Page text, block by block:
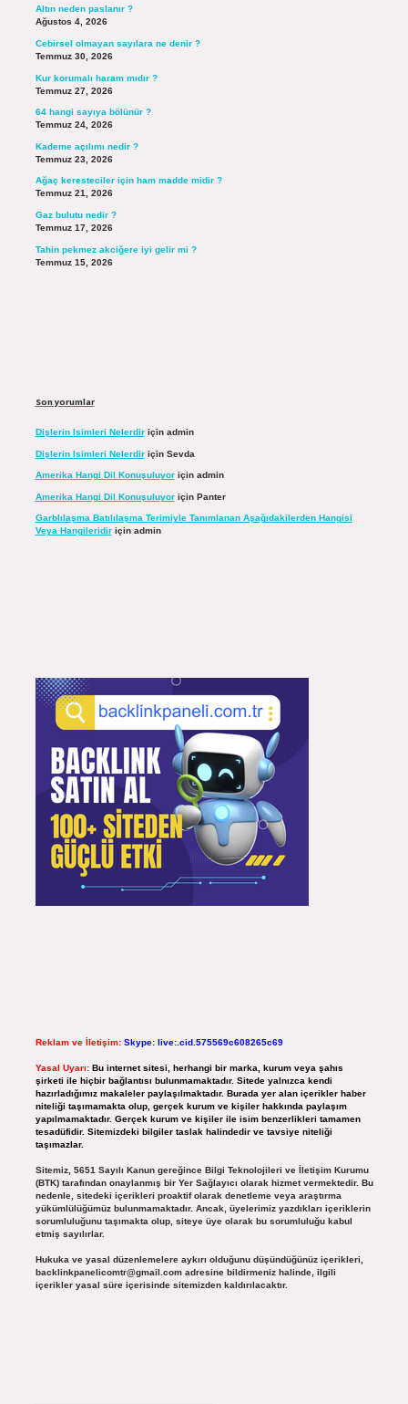
Altın neden paslanır ?
Ağustos 4, 2026
Cebirsel olmayan sayılara ne denir ?
Temmuz 30, 2026
Kur korumalı haram mıdır ?
Temmuz 27, 2026
64 hangi sayıya bölünür ?
Temmuz 24, 2026
Kademe açılımı nedir ?
Temmuz 23, 2026
Ağaç keresteciler için ham madde midir ?
Temmuz 21, 2026
Gaz bulutu nedir ?
Temmuz 17, 2026
Tahin pekmez akciğere iyi gelir mi ?
Temmuz 15, 2026
Son yorumlar
Dişlerin Isimleri Nelerdiriçin admin
Dişlerin Isimleri Nelerdiriçin Sevda
Amerika Hangi Dil Konuşuluyoriçin admin
Amerika Hangi Dil Konuşuluyoriçin Panter
Garblılaşma Batılılaşma Terimiyle Tanımlanan Aşağıdakilerden Hangisi
Veya Hangileridiriçin admin
Reklam ve İletişim: Skype: live:.cid.575569c608265c69
Yasal Uyarı: Bu internet sitesi, herhangi bir marka, kurum veya şahıs
şirketi ile hiçbir bağlantısı bulunmamaktadır. Sitede yalnızca kendi
hazırladığımız makaleler paylaşılmaktadır. Burada yer alan içerikler haber
niteliği taşımamakta olup, gerçek kurum ve kişiler hakkında paylaşım
yapılmamaktadır. Gerçek kurum ve kişiler ile isim benzerlikleri tamamen
tesadüfidir. Sitemizdeki bilgiler taslak halindedir ve tavsiye niteliği
taşımazlar.
Sitemiz, 5651 Sayılı Kanun gereğince Bilgi Teknolojileri ve İletişim Kurumu
(BTK) tarafından onaylanmış bir Yer Sağlayıcı olarak hizmet vermektedir. Bu
nedenle, sitedeki içerikleri proaktif olarak denetleme veya araştırma
yükümlülüğümüz bulunmamaktadır. Ancak, üyelerimiz yazdıkları içeriklerin
sorumluluğunu taşımakta olup, siteye üye olarak bu sorumluluğu kabul
etmiş sayılırlar.
Hukuka ve yasal düzenlemelere aykırı olduğunu düşündüğünüz içerikleri,
backlinkpanelicomtr@gmail.comadresine bildirmeniz halinde, ilgili
içerikler yasal süre içerisinde sitemizden kaldırılacaktır.